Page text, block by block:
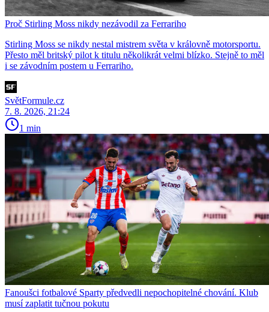
Proč Stirling Moss nikdy nezávodil za Ferrariho
Stirling Moss se nikdy nestal mistrem světa v královně motorsportu.
Přesto měl britský pilot k titulu několikrát velmi blízko. Stejně to měl
i se závodním postem u Ferrariho.
SvětFormule.cz
7. 8. 2026, 21:24
1 min
Fanoušci fotbalové Sparty předvedli nepochopitelné chování. Klub
musí zaplatit tučnou pokutu